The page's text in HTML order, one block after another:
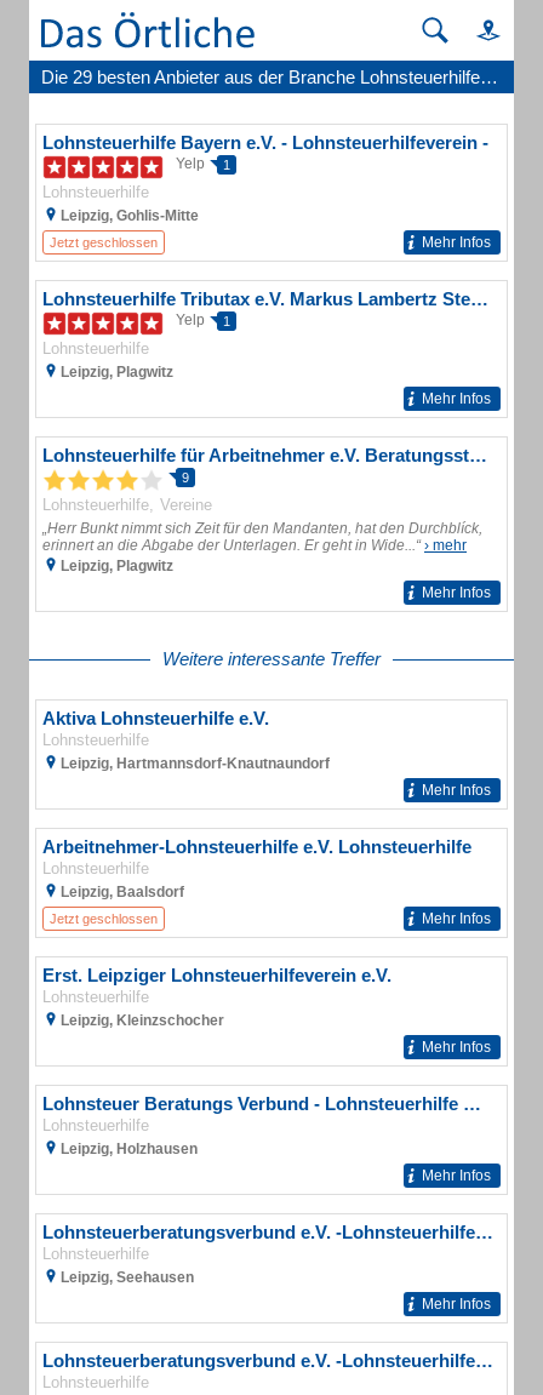
Die 29 besten Anbieter aus der Branche Lohnsteuerhilfe in Leipzig
Lohnsteuerhilfe Bayern e.V. - Lohnsteuerhilfeverein -
Yelp 1
Lohnsteuerhilfe
Leipzig, Gohlis-Mitte
Jetzt geschlossen Mehr Infos
Lohnsteuerhilfe Tributax e.V. Markus Lambertz Steuerberatung
Yelp 1
Lohnsteuerhilfe
Leipzig, Plagwitz
Mehr Infos
Lohnsteuerhilfe für Arbeitnehmer e.V. Beratungsstelle Plagwitz
9
Lohnsteuerhilfe Vereine
„Herr Bunkt nimmt sich Zeit für den Mandanten, hat den Durchblíck,
erinnert an die Abgabe der Unterlagen. Er geht in Wide...“› mehr
Leipzig, Plagwitz
Mehr Infos
Weitere interessante Treffer
Aktiva Lohnsteuerhilfe e.V.
Lohnsteuerhilfe
Leipzig, Hartmannsdorf-Knautnaundorf
Mehr Infos
Arbeitnehmer-Lohnsteuerhilfe e.V. Lohnsteuerhilfe
Lohnsteuerhilfe
Leipzig, Baalsdorf
Jetzt geschlossen Mehr Infos
Erst. Leipziger Lohnsteuerhilfeverein e.V.
Lohnsteuerhilfe
Leipzig, Kleinzschocher
Mehr Infos
Lohnsteuer Beratungs Verbund - Lohnsteuerhilfe Mollenhauer
Lohnsteuerhilfe
Leipzig, Holzhausen
Mehr Infos
Lohnsteuerberatungsverbund e.V. -Lohnsteuerhilfeverein-
Lohnsteuerhilfe
Leipzig, Seehausen
Mehr Infos
Lohnsteuerberatungsverbund e.V. -Lohnsteuerhilfeverein-
Lohnsteuerhilfe